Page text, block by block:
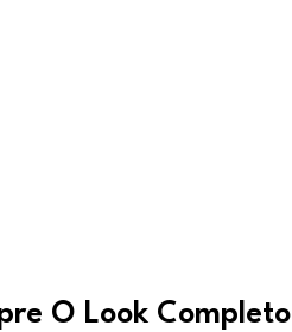
O Look Completo